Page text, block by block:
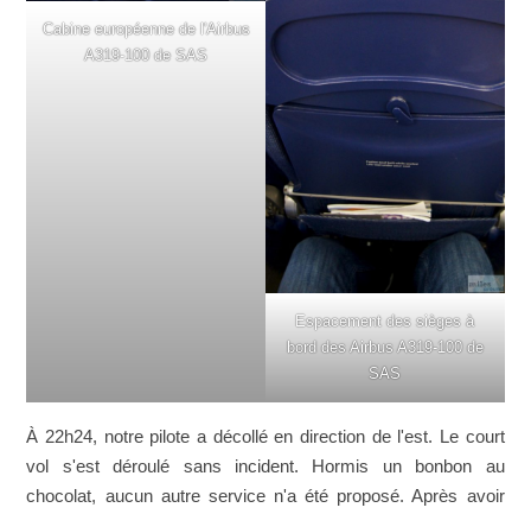
Cabine européenne de l'Airbus
A319-100 de SAS
Espacement des sièges à
bord des Airbus A319-100 de
SAS
À 22h24, notre pilote a décollé en direction de l'est. Le court
vol s'est déroulé sans incident. Hormis un bonbon au
chocolat, aucun autre service n'a été proposé. Après avoir